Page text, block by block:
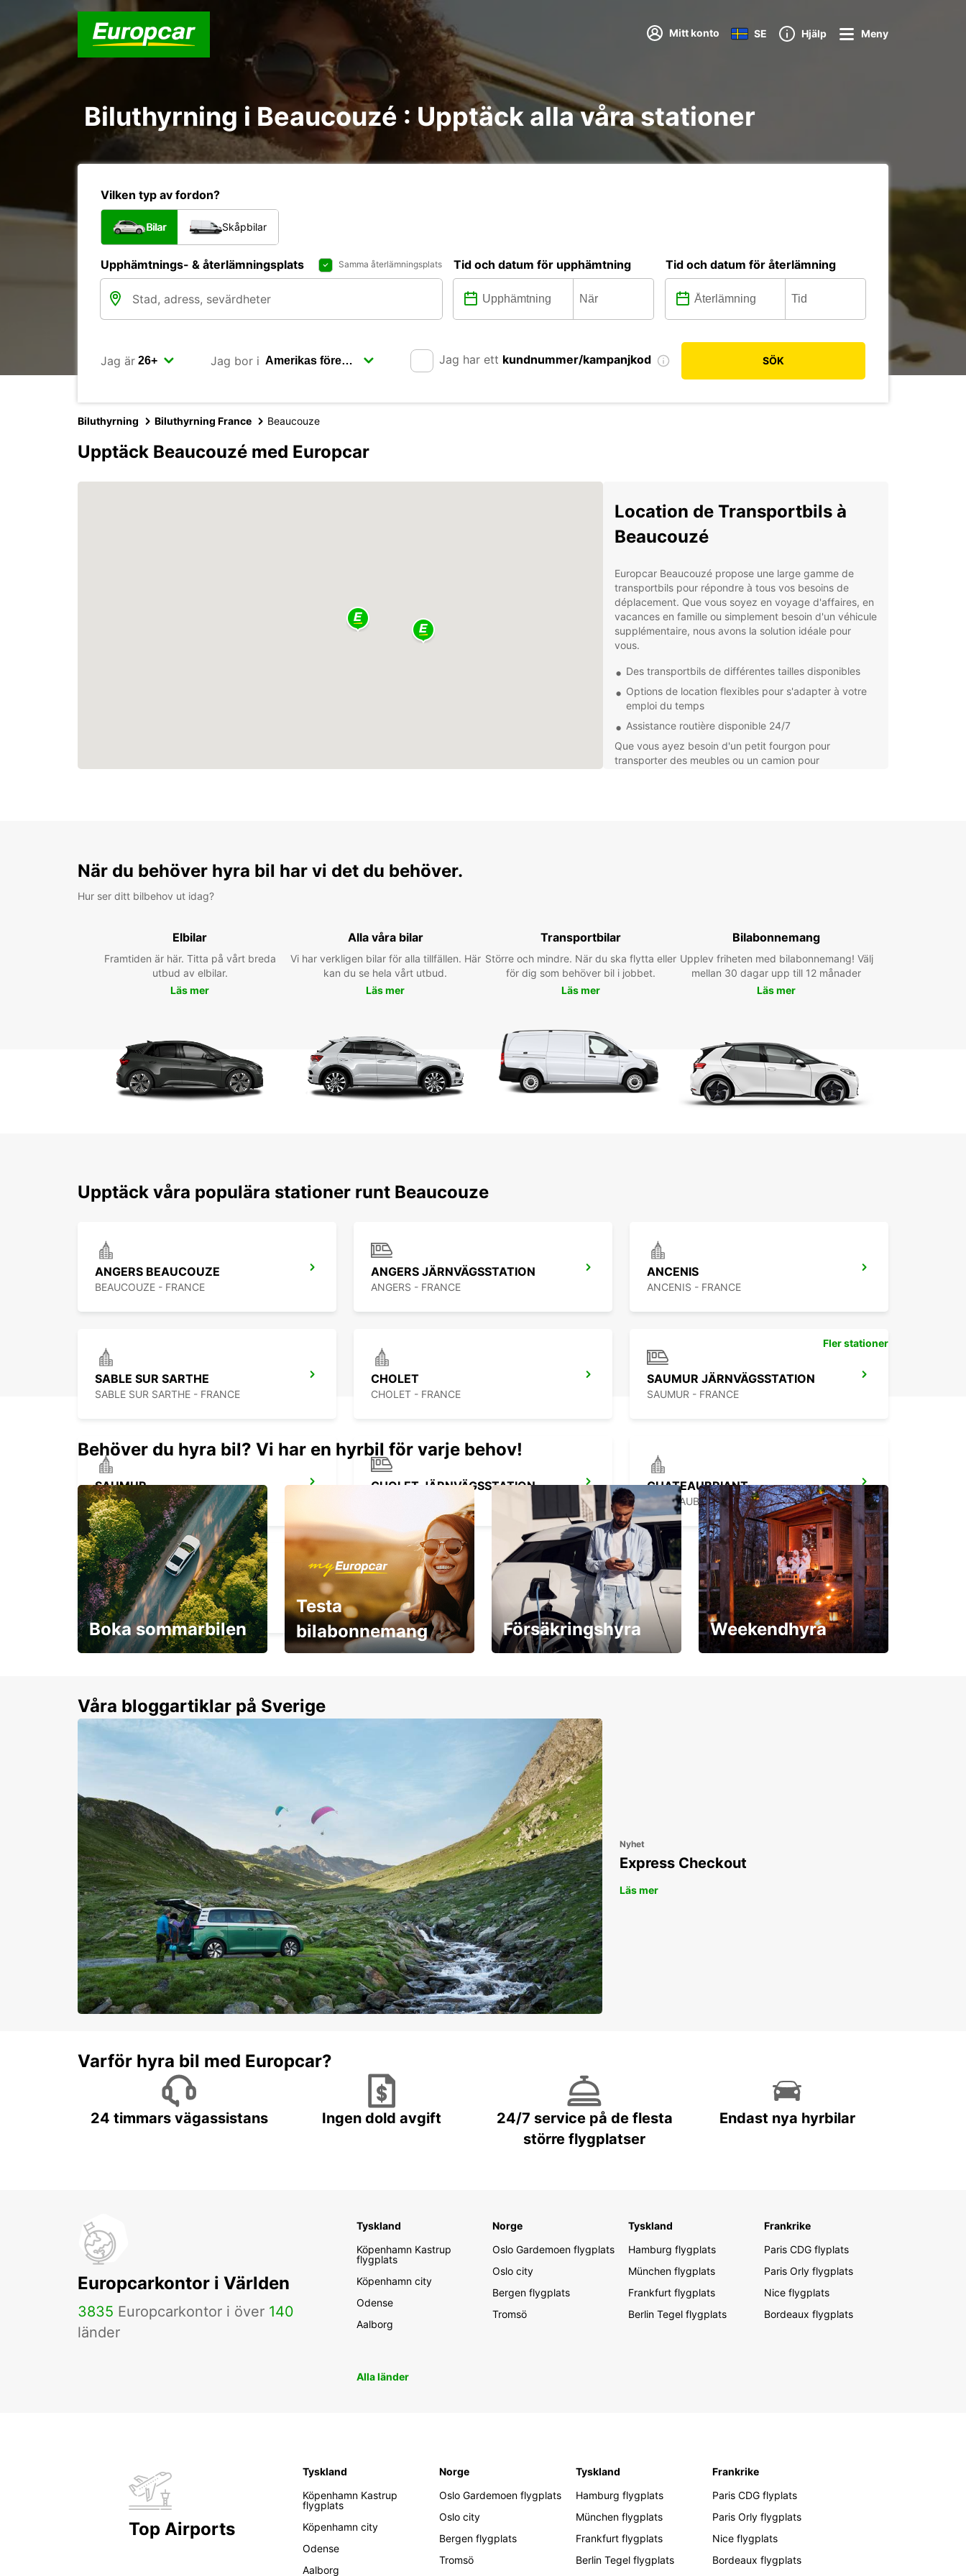
Mitt konto SE Hjälp Meny
Biluthyrning i Beaucouzé : Upptäck alla våra stationer
Vilken typ av fordon?
Bilar Skåpbilar
Upphämtnings- & återlämningsplats Samma återlämningsplats Tid och datum för upphämtning Tid och datum för återlämning
Jag är Jag bor i Jag har ett kundnummer/kampanjkod SÖK
Biluthyrning Biluthyrning France Beaucouze
Upptäck Beaucouzé med Europcar
Location de Transportbils à
Beaucouzé
Europcar Beaucouzé propose une large gamme de
transportbils pour répondre à tous vos besoins de
déplacement. Que vous soyez en voyage d'affaires, en
vacances en famille ou simplement besoin d'un véhicule
supplémentaire, nous avons la solution idéale pour
vous.
Des transportbils de différentes tailles disponibles
Options de location flexibles pour s'adapter à votre
emploi du temps
Assistance routière disponible 24/7
Que vous ayez besoin d'un petit fourgon pour
transporter des meubles ou un camion pour
När du behöver hyra bil har vi det du behöver.
Hur ser ditt bilbehov ut idag?
Elbilar
Framtiden är här. Titta på vårt breda
utbud av elbilar.
Läs mer
Alla våra bilar
Vi har verkligen bilar för alla tillfällen. Här
kan du se hela vårt utbud.
Läs mer
Transportbilar
Större och mindre. När du ska flytta eller
för dig som behöver bil i jobbet.
Läs mer
Bilabonnemang
Upplev friheten med bilabonnemang! Välj
mellan 30 dagar upp till 12 månader
Läs mer
Upptäck våra populära stationer runt Beaucouze
ANGERS BEAUCOUZE
BEAUCOUZE - FRANCE
ANGERS JÄRNVÄGSSTATION
ANGERS - FRANCE
ANCENIS
ANCENIS - FRANCE
SABLE SUR SARTHE
SABLE SUR SARTHE - FRANCE
CHOLET
CHOLET - FRANCE
SAUMUR JÄRNVÄGSSTATION
SAUMUR - FRANCE
SAUMUR
SAUMUR - FRANCE
CHOLET JÄRNVÄGSSTATION CHATEAUBRIANT
CHATEAUBRIANT - FRANCE
THOUARS
THOUARS - FRANCE
Fler stationer
Behöver du hyra bil? Vi har en hyrbil för varje behov!
Boka sommarbilen
Testa
bilabonnemang
Försäkringshyra Weekendhyra
Våra bloggartiklar på Sverige
Nyhet
Express Checkout
Läs mer
Varför hyra bil med Europcar?
24 timmars vägassistans Ingen dold avgift
24/7 service på de flesta
större flygplatser
Endast nya hyrbilar
Europcarkontor i Världen
3835 Europcarkontor i över 140
länder
Tyskland
Köpenhamn Kastrup
flygplats
Köpenhamn city
Odense
Aalborg
Norge
Oslo Gardemoen flygplats
Oslo city
Bergen flygplats
Tromsö
Tyskland
Hamburg flygplats
München flygplats
Frankfurt flygplats
Berlin Tegel flygplats
Frankrike
Paris CDG flyplats
Paris Orly flygplats
Nice flygplats
Bordeaux flygplats
Alla länder
Top Airports
Tyskland
Köpenhamn Kastrup
flygplats
Köpenhamn city
Odense
Aalborg
Norge
Oslo Gardemoen flygplats
Oslo city
Bergen flygplats
Tromsö
Tyskland
Hamburg flygplats
München flygplats
Frankfurt flygplats
Berlin Tegel flygplats
Frankrike
Paris CDG flyplats
Paris Orly flygplats
Nice flygplats
Bordeaux flygplats